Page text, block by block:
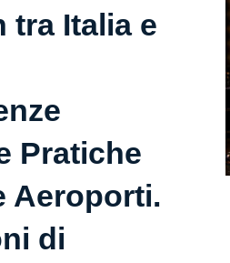
tra Italia e
Pratiche
Aeroporti.
di